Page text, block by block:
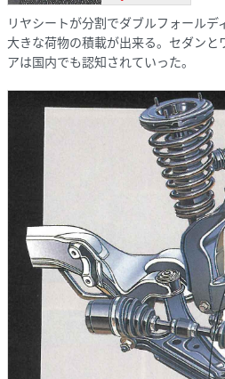
リヤシートが分割でダブルフォール
大きな荷物の積載が出来る。セダンと
アは国内でも認知されていった。